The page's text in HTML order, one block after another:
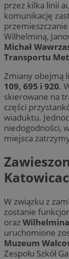
przez kilka linii
komunikację
Wilhelminą,
Michał
Transportu
Zmiany obejmą
109, 695 i 920.
skierowane na
części
wiaduktu.
niedogodności,
miejsca
W związku z
zostanie
oraz
uruchomione
Muzeum
Zespołu Szkół